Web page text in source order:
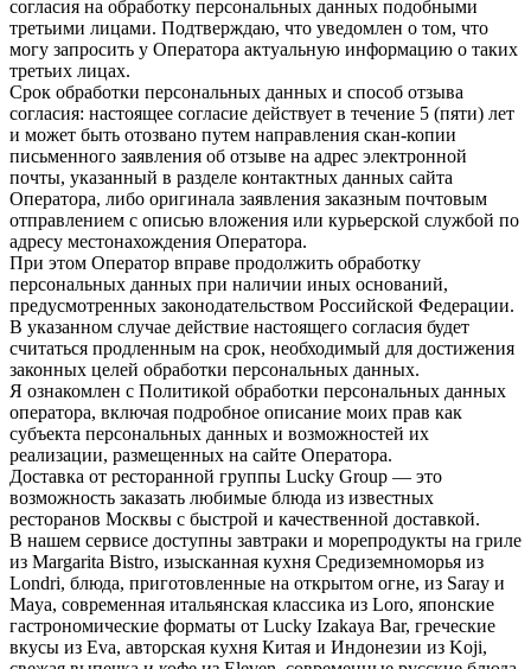
согласия на обработку персональных данных подобными
третьими лицами. Подтверждаю, что уведомлен о том, что
могу запросить у Оператора актуальную информацию о таких
третьих лицах.
Срок обработки персональных данных и способ отзыва
согласия: настоящее согласие действует в течение 5 (пяти) лет
и может быть отозвано путем направления скан-копии
письменного заявления об отзыве на адрес электронной
почты, указанный в разделе контактных данных сайта
Оператора, либо оригинала заявления заказным почтовым
отправлением с описью вложения или курьерской службой по
адресу местонахождения Оператора.
При этом Оператор вправе продолжить обработку
персональных данных при наличии иных оснований,
предусмотренных законодательством Российской Федерации.
В указанном случае действие настоящего согласия будет
считаться продленным на срок, необходимый для достижения
законных целей обработки персональных данных.
Я ознакомлен с Политикой обработки персональных данных
оператора, включая подробное описание моих прав как
субъекта персональных данных и возможностей их
реализации, размещенных на сайте Оператора.
Доставка от ресторанной группы Lucky Group — это
возможность заказать любимые блюда из известных
ресторанов Москвы с быстрой и качественной доставкой.
В нашем сервисе доступны завтраки и морепродукты на гриле
из Margarita Bistro, изысканная кухня Средиземноморья из
Londri, блюда, приготовленные на открытом огне, из Saray и
Maya, современная итальянская классика из Loro, японские
гастрономические форматы от Lucky Izakaya Bar, греческие
вкусы из Eva, авторская кухня Китая и Индонезии из Koji,